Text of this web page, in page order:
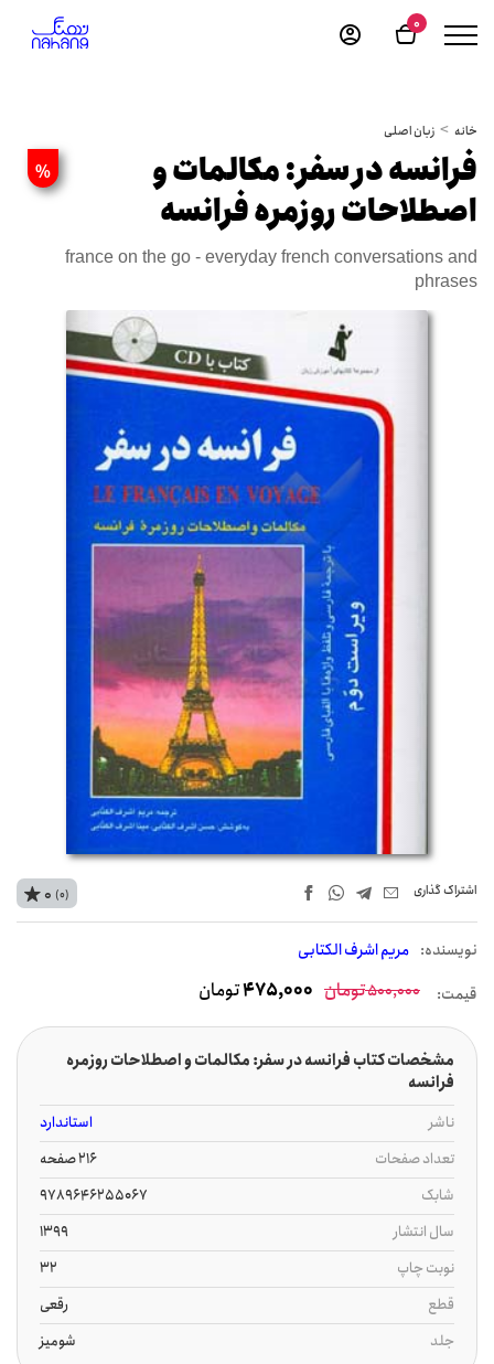
0
خانه زبان اصلی
%
فرانسه در سفر: مکالمات و
اصطلاحات روزمره فرانسه
france on the go - everyday french conversations and
phrases
اشتراک‌ گذاری
نويسنده: مریم اشرف الکتابی
0 (0)
قیمت: 500,000تومان 475,000تومان
مشخصات کتاب فرانسه در سفر: مکالمات و اصطلاحات روزمره
فرانسه
ناشر
استاندارد
تعداد صفحات
216 صفحه
شابک
9789646255067
سال انتشار
1399
نوبت چاپ
32
قطع
رقعی
جلد
شومیز